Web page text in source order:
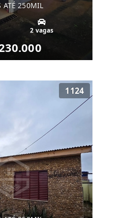
ATÉ 250MIL
2 vagas
1124